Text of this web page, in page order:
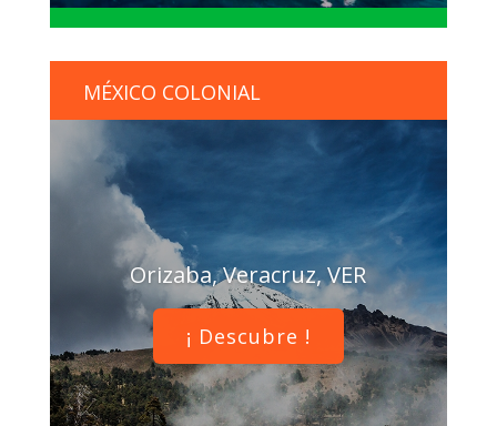
MÉXICO COLONIAL
Orizaba, Veracruz, VER
¡ Descubre !